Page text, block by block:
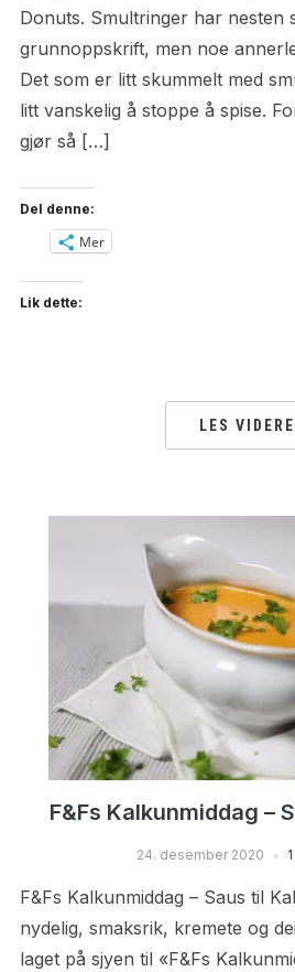
Donuts. Smultringer har nesten
grunnoppskrift, men noe
Det som er litt skummelt med
litt vanskelig å stoppe å spise.
gjør så […]
Del denne:
Mer
Lik dette:
LES VIDERE
F&Fs Kalkunmiddag –
24. desember 2020
F&Fs Kalkunmiddag – Saus til
nydelig, smaksrik, kremete og
laget på sjyen til «F&Fs